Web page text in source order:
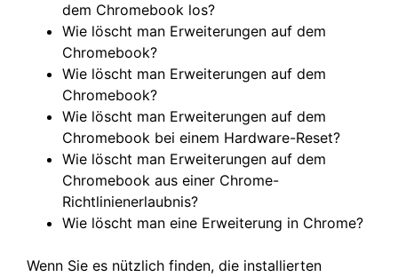
dem Chromebook los?
Wie löscht man Erweiterungen auf dem
Chromebook?
Wie löscht man Erweiterungen auf dem
Chromebook?
Wie löscht man Erweiterungen auf dem
Chromebook bei einem Hardware-Reset?
Wie löscht man Erweiterungen auf dem
Chromebook aus einer Chrome-
Richtlinienerlaubnis?
Wie löscht man eine Erweiterung in Chrome?
Wenn Sie es nützlich finden, die installierten